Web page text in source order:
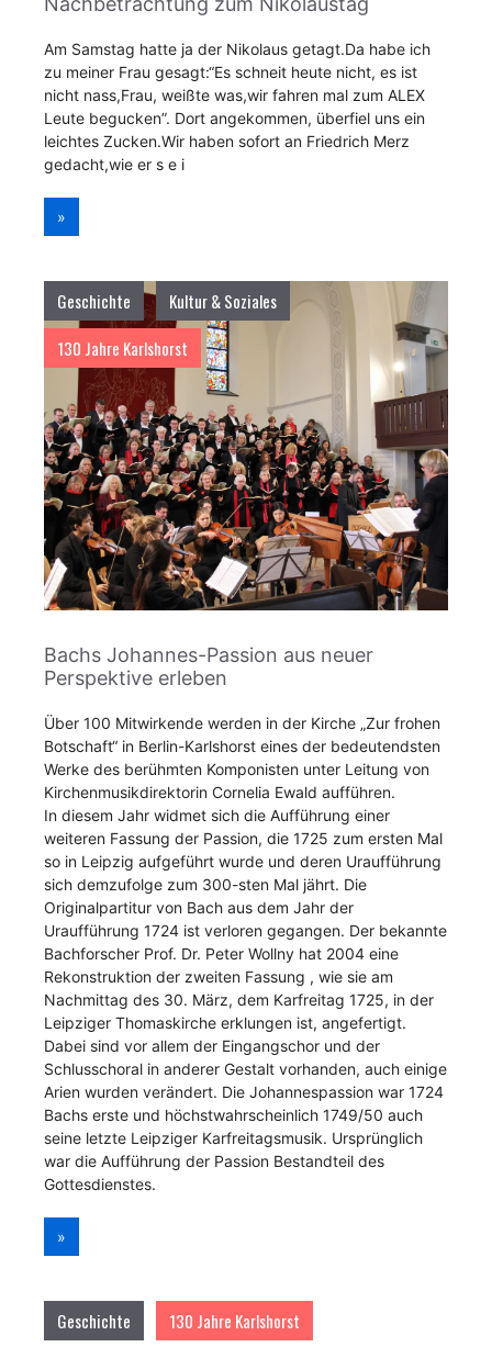
Am Samstag hatte ja der Nikolaus getagt.Da habe ich
zu meiner Frau gesagt:“Es schneit heute nicht, es ist
nicht nass,Frau, weißte was,wir fahren mal zum ALEX
Leute begucken”. Dort angekommen, überfiel uns ein
leichtes Zucken.Wir haben sofort an Friedrich Merz
gedacht,wie er s e i
»
Geschichte
Kultur & Soziales
130 Jahre Karlshorst
Bachs Johannes-Passion aus neuer
Perspektive erleben
Über 100 Mitwirkende werden in der Kirche „Zur frohen
Botschaft“ in Berlin-Karlshorst eines der bedeutendsten
Werke des berühmten Komponisten unter Leitung von
Kirchenmusikdirektorin Cornelia Ewald aufführen.
In diesem Jahr widmet sich die Aufführung einer
weiteren Fassung der Passion, die 1725 zum ersten Mal
so in Leipzig aufgeführt wurde und deren Uraufführung
sich demzufolge zum 300-sten Mal jährt. Die
Originalpartitur von Bach aus dem Jahr der
Uraufführung 1724 ist verloren gegangen. Der bekannte
Bachforscher Prof. Dr. Peter Wollny hat 2004 eine
Rekonstruktion der zweiten Fassung , wie sie am
Nachmittag des 30. März, dem Karfreitag 1725, in der
Leipziger Thomaskirche erklungen ist, angefertigt.
Dabei sind vor allem der Eingangschor und der
Schlusschoral in anderer Gestalt vorhanden, auch einige
Arien wurden verändert. Die Johannespassion war 1724
Bachs erste und höchstwahrscheinlich 1749/50 auch
seine letzte Leipziger Karfreitagsmusik. Ursprünglich
war die Aufführung der Passion Bestandteil des
Gottesdienstes.
»
Geschichte 130 Jahre Karlshorst